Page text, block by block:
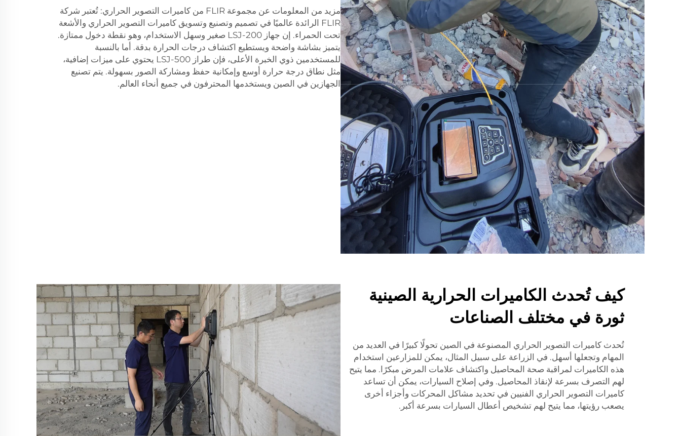
مزيد من المعلومات عن مجموعة FLIR من كاميرات التصوير الحراري: تُعتبر شركة
FLIR الرائدة عالميًا في تصميم وتصنيع وتسويق كاميرات التصوير الحراري والأشعة
تحت الحمراء. إن جهاز LSJ-200 صغير وسهل الاستخدام، وهو نقطة دخول ممتازة.
يتميز بشاشة واضحة ويستطيع اكتشاف درجات الحرارة بدقة. أما بالنسبة
للمستخدمين ذوي الخبرة الأعلى، فإن طراز LSJ-500 يحتوي على ميزات إضافية،
مثل نطاق درجة حرارة أوسع وإمكانية حفظ ومشاركة الصور بسهولة. يتم تصنيع
الجهازين في الصين ويستخدمها المحترفون في جميع أنحاء العالم.
كيف تُحدث الكاميرات الحرارية الصينية
ثورة في مختلف الصناعات
تُحدث كاميرات التصوير الحراري المصنوعة في الصين تحولًا كبيرًا في العديد من
المهام وتجعلها أسهل. في الزراعة على سبيل المثال، يمكن للمزارعين استخدام
هذه الكاميرات لمراقبة صحة المحاصيل واكتشاف علامات المرض مبكرًا. مما يتيح
لهم التصرف بسرعة لإنقاذ المحاصيل. وفي إصلاح السيارات، يمكن أن تساعد
كاميرات التصوير الحراري الفنيين في تحديد مشاكل المحركات وأجزاء أخرى
يصعب رؤيتها، مما يتيح لهم تشخيص أعطال السيارات بسرعة أكبر.